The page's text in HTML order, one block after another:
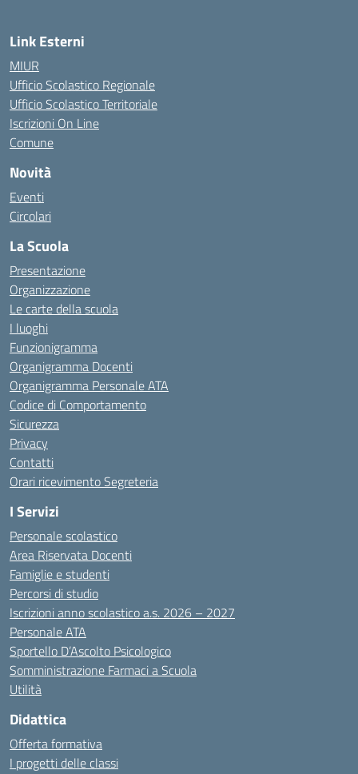
Link Esterni
MIUR
Ufficio Scolastico Regionale
Ufficio Scolastico Territoriale
Iscrizioni On Line
Comune
Novità
Eventi
Circolari
La Scuola
Presentazione
Organizzazione
Le carte della scuola
I luoghi
Funzionigramma
Organigramma Docenti
Organigramma Personale ATA
Codice di Comportamento
Sicurezza
Privacy
Contatti
Orari ricevimento Segreteria
I Servizi
Personale scolastico
Area Riservata Docenti
Famiglie e studenti
Percorsi di studio
Iscrizioni anno scolastico a.s. 2026 – 2027
Personale ATA
Sportello D’Ascolto Psicologico
Somministrazione Farmaci a Scuola
Utilità
Didattica
Offerta formativa
I progetti delle classi